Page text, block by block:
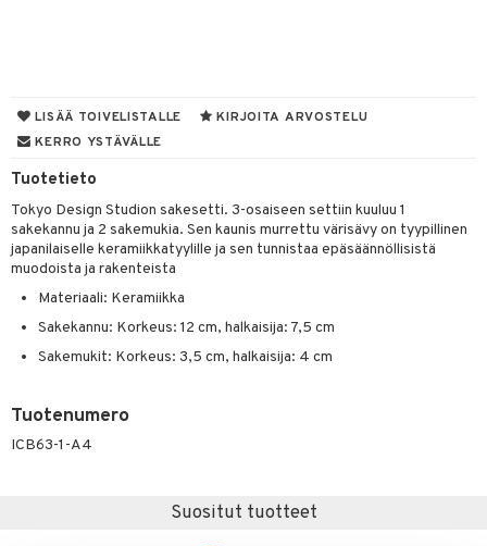
LISÄÄ TOIVELISTALLE
KIRJOITA ARVOSTELU
KERRO YSTÄVÄLLE
Tuotetieto
Tokyo Design Studion sakesetti. 3-osaiseen settiin kuuluu 1
sakekannu ja 2 sakemukia. Sen kaunis murrettu värisävy on tyypillinen
japanilaiselle keramiikkatyylille ja sen tunnistaa epäsäännöllisistä
muodoista ja rakenteista
Materiaali: Keramiikka
Sakekannu: Korkeus: 12 cm, halkaisija: 7,5 cm
Sakemukit: Korkeus: 3,5 cm, halkaisija: 4 cm
Tuotenumero
ICB63-1-A4
Suositut tuotteet
& Vihannesveitset
sisustus
tarvikkeita
tekstiilit
koristelu
säilytys
Saalit
& Peitot
& Koukut
& Korit
& Veistokset
& Lyhdyt